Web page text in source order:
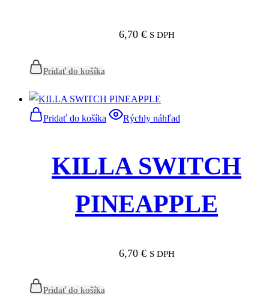
6,70 € S DPH
Pridať do košíka
Pridať do košíka Rýchly náhľad
KILLA SWITCH
PINEAPPLE
6,70 € S DPH
Pridať do košíka